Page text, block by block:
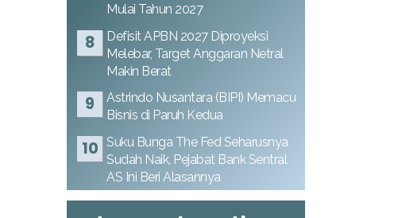
Mulai Tahun 2027
Defisit APBN 2027 Diproyeksi
Melebar, Target Anggaran Netral
Makin Berat
Astrindo Nusantara (BIPI) Memacu
Bisnis di Paruh Kedua
Suku Bunga The Fed Seharusnya
Sudah Naik, Pejabat Bank Sentral
AS Ini Beri Alasannya